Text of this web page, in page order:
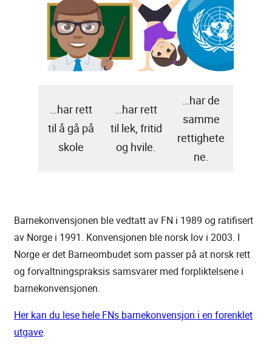
…har rett
til å gå på
skole
…har rett
til lek, fritid
og hvile.
…har de
samme
rettighete
ne.
Barnekonvensjonen ble vedtatt av FN i 1989 og ratifisert
av Norge i 1991. Konvensjonen ble norsk lov i 2003. I
Norge er det Barneombudet som passer på at norsk rett
og forvaltningspraksis samsvarer med forpliktelsene i
barnekonvensjonen.
Her kan du lese hele FNs barnekonvensjon i en forenklet
utgave.